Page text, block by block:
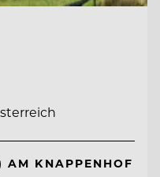
KNAPPENHOF